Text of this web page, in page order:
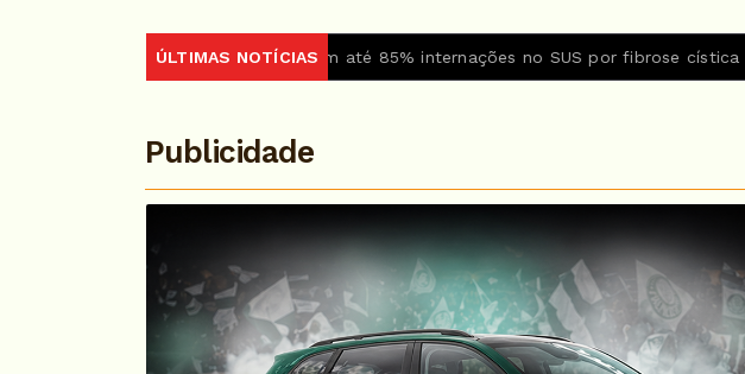
ÚLTIMAS NOTÍCIAS
reduz em até 85% internações no SUS por fibrose cística Rio concentra
Publicidade